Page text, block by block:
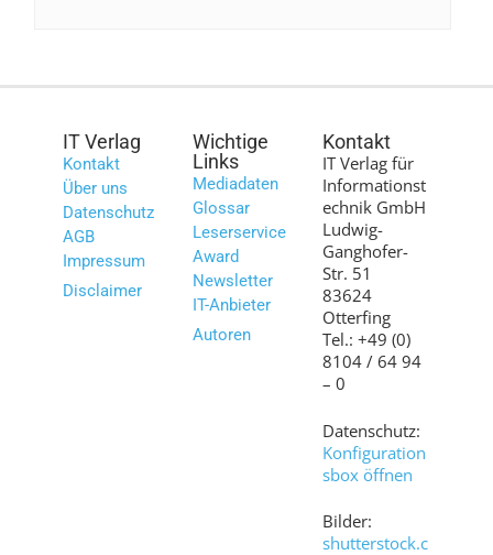
IT Verlag
Kontakt
Über uns
Datenschutz
AGB
Impressum
Disclaimer
Wichtige
Links
Mediadaten
Glossar
Leserservice
Award
Newsletter
IT-Anbieter
Autoren
Kontakt
IT Verlag für
Informationst
echnik GmbH
Ludwig-
Ganghofer-
Str. 51
83624
Otterfing
Tel.: +49 (0)
8104 / 64 94
– 0
Datenschutz:
Konfiguration
sbox öffnen
Bilder:
shutterstock.c